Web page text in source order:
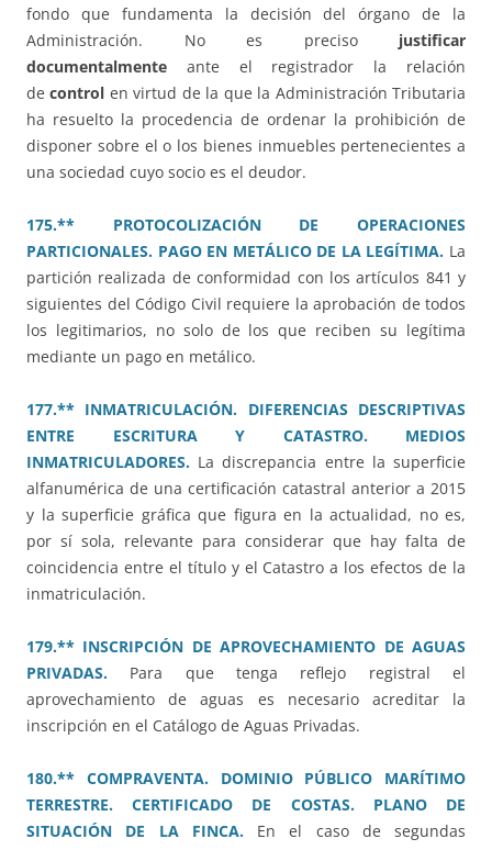
fondo que fundamenta la decisión del órgano de la
Administración. No es preciso justificar
documentalmente ante el registrador la relación
decontrol en virtud de la que la Administración Tributaria
ha resuelto la procedencia de ordenar la prohibición de
disponer sobre el o los bienes inmuebles pertenecientes a
una sociedad cuyo socio es el deudor.
175.** PROTOCOLIZACIÓN DE OPERACIONES
PARTICIONALES. PAGO EN METÁLICO DE LA LEGÍTIMA. La
partición realizada de conformidad con los artículos 841 y
siguientes del Código Civil requiere la aprobación de todos
los legitimarios, no solo de los que reciben su legítima
mediante un pago en metálico.
177.** INMATRICULACIÓN. DIFERENCIAS DESCRIPTIVAS
ENTRE ESCRITURA Y CATASTRO. MEDIOS
INMATRICULADORES. La discrepancia entre la superficie
alfanumérica de una certificación catastral anterior a 2015
y la superficie gráfica que figura en la actualidad, no es,
por sí sola, relevante para considerar que hay falta de
coincidencia entre el título y el Catastro a los efectos de la
inmatriculación.
179.** INSCRIPCIÓN DE APROVECHAMIENTO DE AGUAS
PRIVADAS. Para que tenga reflejo registral el
aprovechamiento de aguas es necesario acreditar la
inscripción en el Catálogo de Aguas Privadas.
180.** COMPRAVENTA. DOMINIO PÚBLICO MARÍTIMO
TERRESTRE. CERTIFICADO DE COSTAS. PLANO DE
SITUACIÓN DE LA FINCA.En el caso de segundas